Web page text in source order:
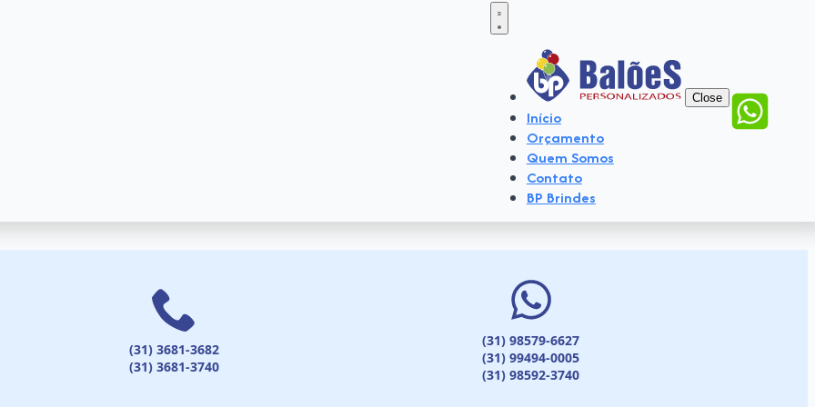
Close
Início
Orçamento
Quem Somos
Contato
BP Brindes
(31) 3681-3682
(31) 3681-3740
(31) 98579-6627
(31) 99494-0005
(31) 98592-3740